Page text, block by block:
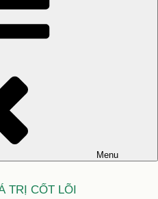
Menu
TRỊ CỐT LÕI